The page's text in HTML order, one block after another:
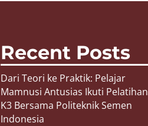
Recent Posts
Dari Teori ke Praktik: Pelajar
Mamnusi Antusias Ikuti Pelatihan
K3 Bersama Politeknik Semen
Indonesia